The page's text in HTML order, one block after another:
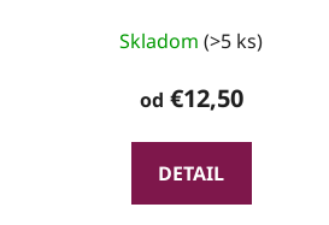
Skladom (>5 ks)
od €12,50
DETAIL